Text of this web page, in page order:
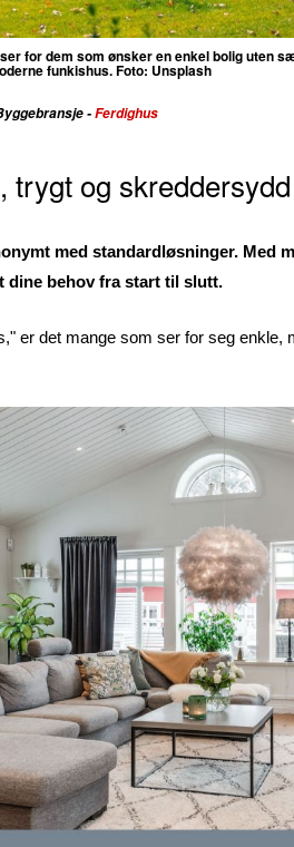
for dem som ønsker en enkel bolig uten
funkishus. Foto: Unsplash
-Ferdighus
trygt og skreddersydd
med standardløsninger. Med
dine behov fra start til slutt.
er det mange som ser for seg enkle,